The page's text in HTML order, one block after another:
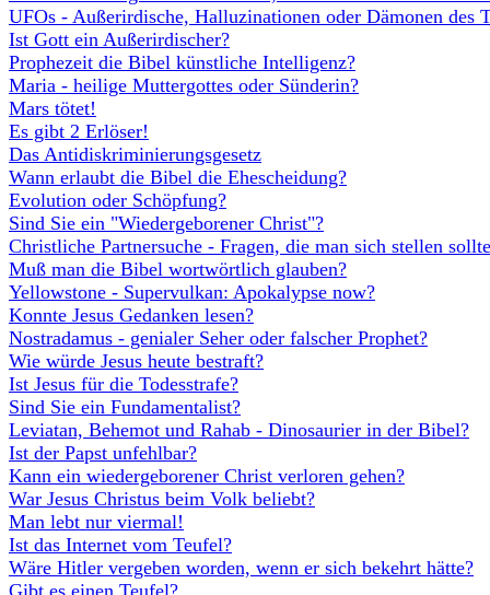
UFOs - Außerirdische, Halluzinationen oder Dämonen des
Ist Gott ein Außerirdischer?
Prophezeit die Bibel künstliche Intelligenz?
Maria - heilige Muttergottes oder Sünderin?
Mars tötet!
Es gibt 2 Erlöser!
Das Antidiskriminierungsgesetz
Wann erlaubt die Bibel die Ehescheidung?
Evolution oder Schöpfung?
Sind Sie ein "Wiedergeborener Christ"?
Christliche Partnersuche - Fragen, die man sich stellen
Muß man die Bibel wortwörtlich glauben?
Yellowstone - Supervulkan: Apokalypse now?
Konnte Jesus Gedanken lesen?
Nostradamus - genialer Seher oder falscher Prophet?
Wie würde Jesus heute bestraft?
Ist Jesus für die Todesstrafe?
Sind Sie ein Fundamentalist?
Leviatan, Behemot und Rahab - Dinosaurier in der Bibel?
Ist der Papst unfehlbar?
Kann ein wiedergeborener Christ verloren gehen?
War Jesus Christus beim Volk beliebt?
Man lebt nur viermal!
Ist das Internet vom Teufel?
Wäre Hitler vergeben worden, wenn er sich bekehrt hätte?
Gibt es einen Teufel?